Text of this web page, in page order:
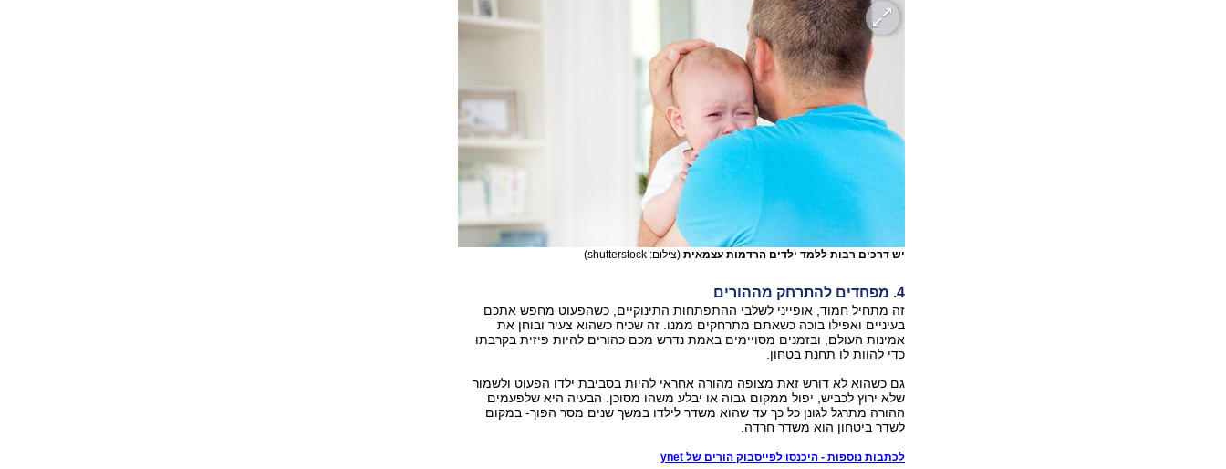
יש דרכים רבות ללמד ילדים הרדמות עצמאית (צילום: shutterstock)
4. מפחדים להתרחק מההורים
זה מתחיל חמוד, אופייני לשלבי ההתפתחות התינוקיים, כשהפעוט מחפש אתכם
בעיניים ואפילו בוכה כשאתם מתרחקים ממנו. זה שכיח כשהוא צעיר ובוחן את
אמינות העולם, ובזמנים מסויימים באמת נדרש מכם כהורים להיות פיזית בקרבתו
כדי להוות לו תחנת בטחון.
גם כשהוא לא דורש זאת מצופה מהורה אחראי להיות בסביבת ילדו הפעוט ולשמור
שלא ירוץ לכביש, יפול ממקום גבוה או יבלע משהו מסוכן. הבעיה היא שלפעמים
ההורה מתרגל לגונן כל כך עד שהוא משדר לילדו במשך שנים מסר הפוך- במקום
לשדר ביטחון הוא משדר חרדה.
לכתבות נוספות - היכנסו לפייסבוק הורים של ynet